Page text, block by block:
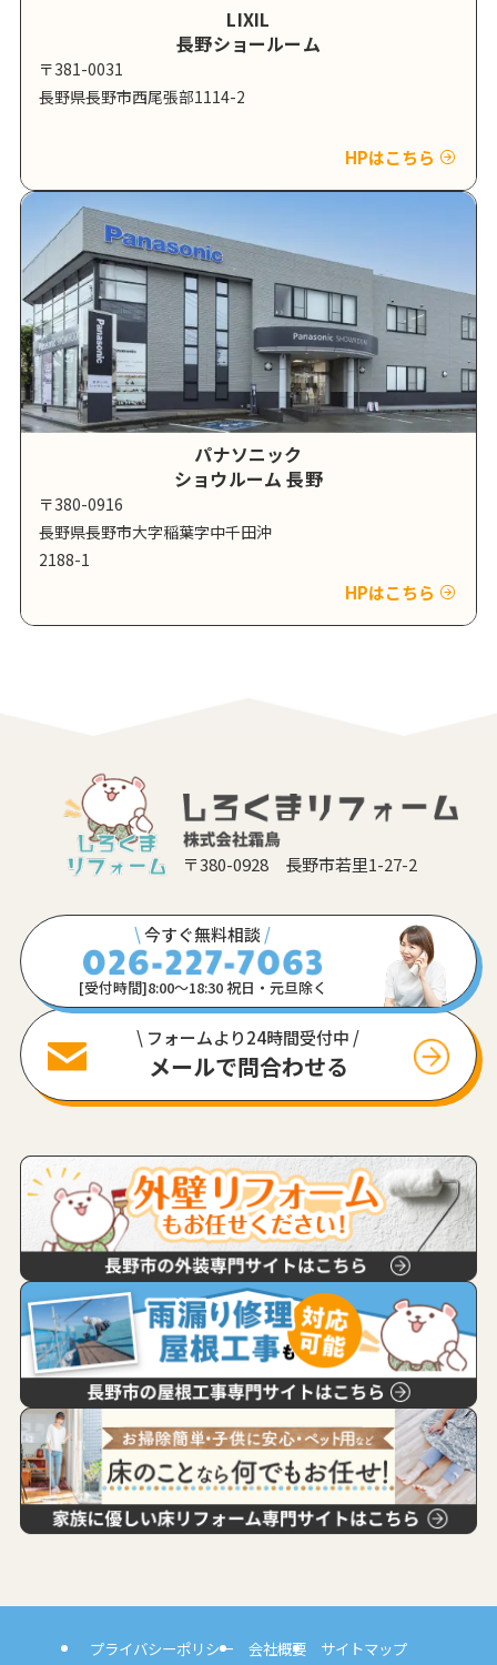
LIXIL
長野ショールーム
〒381-0031
長野県長野市西尾張部1114-2
HPはこちら
パナソニック
ショウルーム 長野
〒380-0916
長野県長野市大字稲葉字中千田沖
2188-1
HPはこちら
〒380-0928 長野市若里1-27-2
\今すぐ無料相談/
[受付時間]8:00〜18:30 祝日・元旦除く
\ フォームより24時間受付中 /
メールで問合わせる
プライバシーポリシー 会社概要 サイトマップ